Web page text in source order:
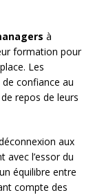
à
formation pour
Les
confiance au
repos de leurs
aux
l’essor du
équilibre entre
compte des